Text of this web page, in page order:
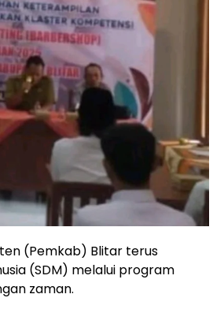
(Pemkab) Blitar terus
(SDM) melalui program
zaman.